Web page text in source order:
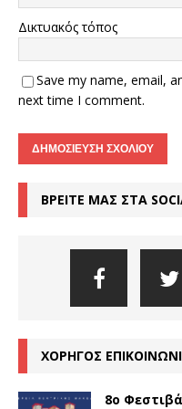
Δικτυακός τόπος
Save my name, email,
next time I comment.
ΒΡΕΙΤΕ ΜΑΣ ΣΤΑ
ΧΟΡΗΓΟΣ
8o